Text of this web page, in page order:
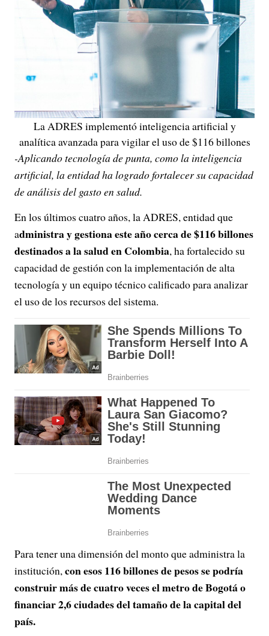
La ADRES implementó inteligencia artificial y
analítica avanzada para vigilar el uso de $116 billones
-Aplicando tecnología de punta, como la inteligencia
artificial, la entidad ha logrado fortalecer su capacidad
de análisis del gasto en salud.
En los últimos cuatro años, la ADRES, entidad que
administra y gestiona este año cerca de $116 billones
destinados a la salud en Colombia, ha fortalecido su
capacidad de gestión con la implementación de alta
tecnología y un equipo técnico calificado para analizar
el uso de los recursos del sistema.
Para tener una dimensión del monto que administra la
institución, con esos 116 billones de pesos se podría
construir más de cuatro veces el metro de Bogotá o
financiar 2,6 ciudades del tamaño de la capital del
país.